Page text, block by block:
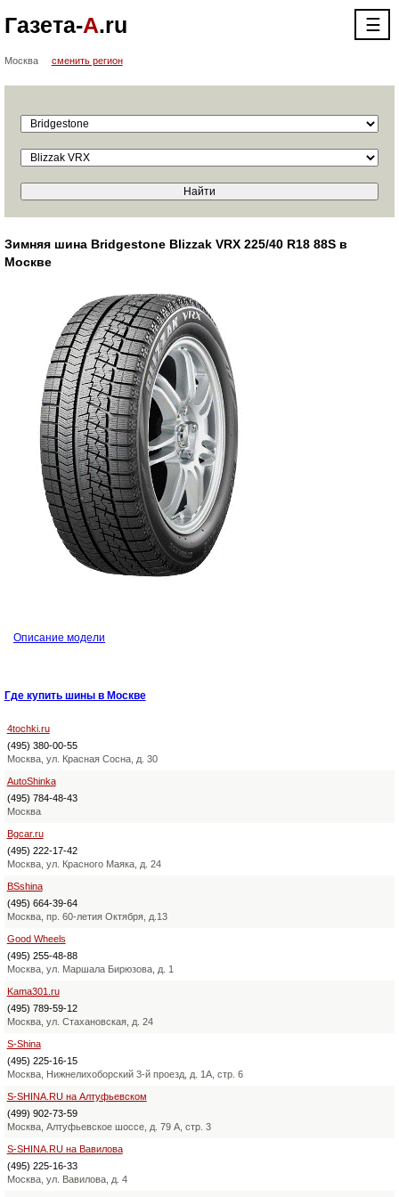
Газета-А.ru ☰
Москва сменить регион
Зимняя шина Bridgestone Blizzak VRX 225/40 R18 88S в
Москве
Описание модели
Где купить шины в Москве
4tochki.ru
(495) 380-00-55
Москва, ул. Красная Сосна, д. 30
AutoShinka
(495) 784-48-43
Москва
Bgcar.ru
(495) 222-17-42
Москва, ул. Красного Маяка, д. 24
BSshina
(495) 664-39-64
Москва, пр. 60-летия Октября, д.13
Good Wheels
(495) 255-48-88
Москва, ул. Маршала Бирюзова, д. 1
Kama301.ru
(495) 789-59-12
Москва, ул. Стахановская, д. 24
S-Shina
(495) 225-16-15
Москва, Нижнелихоборский 3-й проезд, д. 1А, стр. 6
S-SHINA.RU на Алтуфьевском
(499) 902-73-59
Москва, Алтуфьевское шоссе, д. 79 А, стр. 3
S-SHINA.RU на Вавилова
(495) 225-16-33
Москва, ул. Вавилова, д. 4